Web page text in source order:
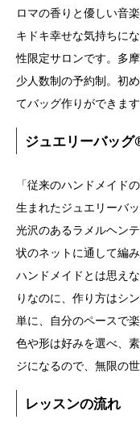
ロマの香りと優しい音
キドキ幸せな気持ちに
性限定サロンです。多
少人数制の予約制。初
てバッグ作りができます
ジュエリーバッグ
「従来のハンドメイド
生まれたジュエリーバ
光沢のあるラメルヘン
状のネットに通して編み
ハンドメイドとは思え
りなのに、作り方はシ
単に、自分のペースで
色や形は好みを選べ、
ジになるので、無限の
レッスンの流れ